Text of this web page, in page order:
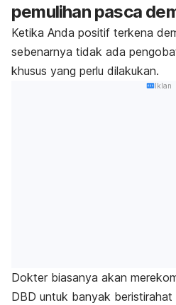
pemulihan pasca
Ketika Anda positif terkena
sebenarnya tidak ada
khusus yang perlu dilakukan.
Iklan
Dokter biasanya akan
DBD untuk banyak beristirahat